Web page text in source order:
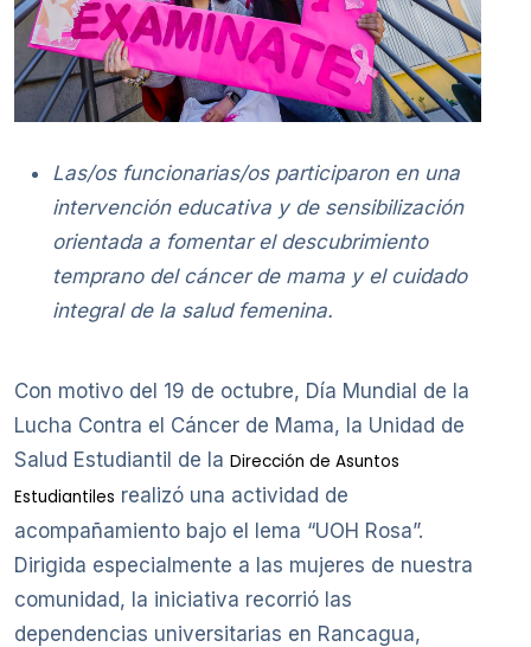
Las/os funcionarias/os participaron en una
intervención educativa y de sensibilización
orientada a fomentar el descubrimiento
temprano del cáncer de mama y el cuidado
integral de la salud femenina.
Con motivo del 19 de octubre, Día Mundial de la
Lucha Contra el Cáncer de Mama, la Unidad de
Salud Estudiantil de la Dirección de Asuntos
Estudiantiles realizó una actividad de
acompañamiento bajo el lema “UOH Rosa”.
Dirigida especialmente a las mujeres de nuestra
comunidad, la iniciativa recorrió las
dependencias universitarias en Rancagua,